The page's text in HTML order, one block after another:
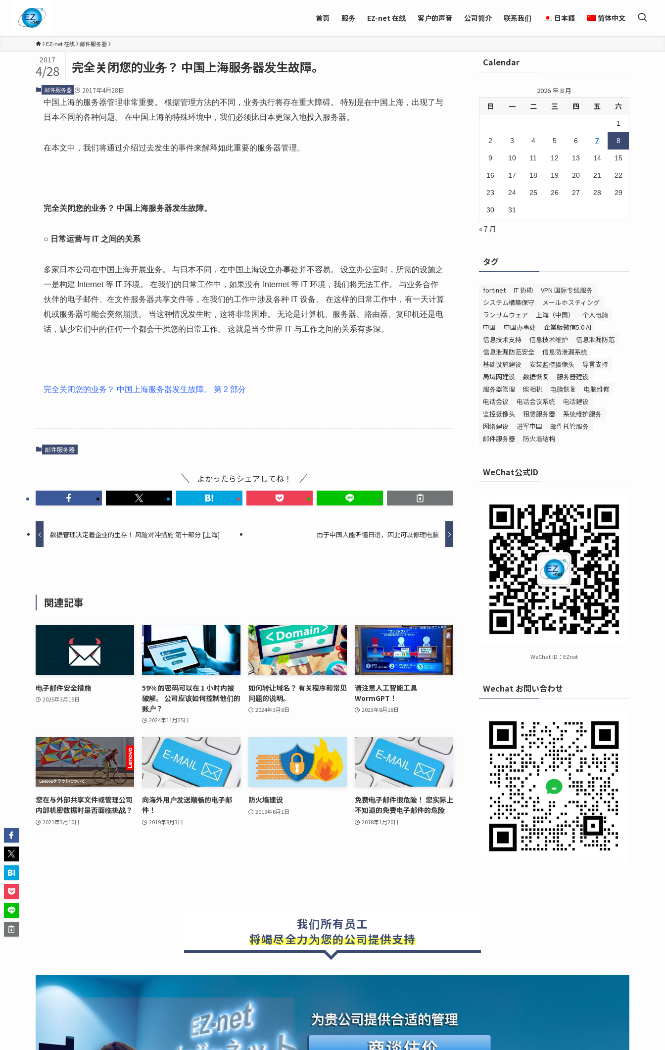
首页 服务 EZ-net 在线 客户的声音 公司简介 联系我们 日本語 简体中文
EZ-net 在线 邮件服务器
完全关闭您的业务？ 中国上海服务器发生故障。
2017
4/28
邮件服务器
2017年4月28日
中国上海的服务器管理非常重要。 根据管理方法的不同，业务执行将存在重大障碍。 特别是在中国上海，出现了与
日本不同的各种问题。 在中国上海的特殊环境中，我们必须比日本更深入地投入服务器。
在本文中，我们将通过介绍过去发生的事件来解释如此重要的服务器管理。
完全关闭您的业务？ 中国上海服务器发生故障。
○ 日常运营与 IT 之间的关系
多家日本公司在中国上海开展业务。 与日本不同，在中国上海设立办事处并不容易。 设立办公室时，所需的设施之
一是构建 Internet 等 IT 环境。 在我们的日常工作中，如果没有 Internet 等 IT 环境，我们将无法工作。 与业务合作
伙伴的电子邮件、在文件服务器共享文件等，在我们的工作中涉及各种 IT 设备。 在这样的日常工作中，有一天计算
机或服务器可能会突然崩溃。 当这种情况发生时，这将非常困难。 无论是计算机、服务器、路由器、复印机还是电
话，缺少它们中的任何一个都会干扰您的日常工作。 这就是当今世界 IT 与工作之间的关系有多深。
完全关闭您的业务？ 中国上海服务器发生故障。 第 2 部分
邮件服务器
よかったらシェアしてね！
数据管理决定着企业的生存！ 风险对冲措施 第十部分 [上海] 由于中国人能听懂日语，因此可以修理电脑
関連記事
电子邮件安全措施
2025年3月15日
59% 的密码可以在 1 小时内被
破解。 公司应该如何控制他们的
账户？
2024年11月25日
如何转让域名？ 有关程序和常见
问题的说明。
2024年3月8日
请注意人工智能工具
WormGPT！
2023年8月18日
您在与外部共享文件或管理公司
内部机密数据时是否面临挑战？
2021年3月10日
向海外用户发送顺畅的电子邮
件！
2019年8月3日
防火墙建设
2019年6月1日
免费电子邮件很危险！ 您实际上
不知道的免费电子邮件的危险
2018年1月20日
Calendar
2026 年 8 月
日 一 二 三 四 五 六
1
2 3 4 5 6 7 8
9 10 11 12 13 14 15
16 17 18 19 20 21 22
23 24 25 26 27 28 29
30 31
« 7 月
タグ
fortinet IT 协助
VPN 国际专线服务
システム構築保守
メールホスティング
ランサムウェア
上海（中国）
个人电脑
中国
中国办事处
企業版微信5.0 AI
信息技术支持
信息技术维护
信息泄漏防范
信息泄漏防范安全
信息防泄漏系统
基础设施建设
安装监控摄像头
导言支持
局域网建设
数据恢复
服务器建设
服务器管理
照相机 电脑恢复
电脑维修
电话会议
电话会议系统
电话建设
监控摄像头
租赁服务器
系统维护服务
网络建设
进军中国
邮件托管服务
邮件服务器
防火墙结构
WeChat公式ID
WeChat ID：EZnet
Wechat お問い合わせ
我们所有员工
将竭尽全力为您的公司提供支持